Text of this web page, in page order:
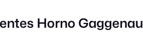
Horno Gaggenau